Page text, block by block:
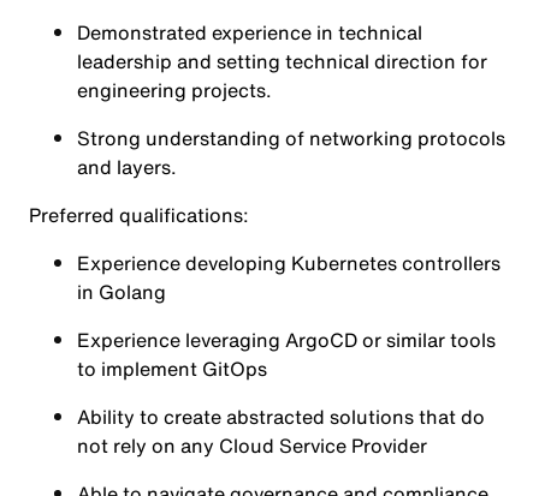
Demonstrated experience in technical
leadership and setting technical direction for
engineering projects.
Strong understanding of networking protocols
and layers.
Preferred qualifications:
Experience developing Kubernetes controllers
in Golang
Experience leveraging ArgoCD or similar tools
to implement GitOps
Ability to create abstracted solutions that do
not rely on any Cloud Service Provider